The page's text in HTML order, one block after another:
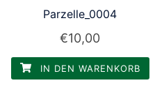
Parzelle_0004
€10,00
IN DEN WARENKORB